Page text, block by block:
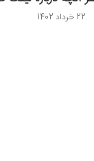
22 خرداد 1402